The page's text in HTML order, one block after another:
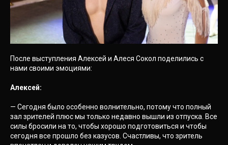
После выступления Алексей и Алеся Сокол поделились с
нами своими эмоциями:
Алексей:
— Сегодня было особенно волнительно, потому что полный
зал зрителей плюс мы только недавно вышли из отпуска. Все
силы бросили на то, чтобы хорошо подготовиться и чтобы
сегодня все прошло без казусов. Счастливы, что зритель